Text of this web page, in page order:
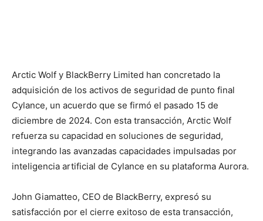
Arctic Wolf y BlackBerry Limited han concretado la
adquisición de los activos de seguridad de punto final
Cylance, un acuerdo que se firmó el pasado 15 de
diciembre de 2024. Con esta transacción, Arctic Wolf
refuerza su capacidad en soluciones de seguridad,
integrando las avanzadas capacidades impulsadas por
inteligencia artificial de Cylance en su plataforma Aurora.
John Giamatteo, CEO de BlackBerry, expresó su
satisfacción por el cierre exitoso de esta transacción,